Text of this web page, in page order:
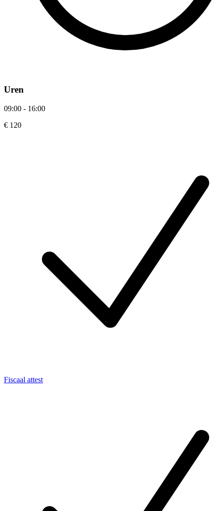
Uren
09:00 - 16:00
€ 120
Fiscaal attest